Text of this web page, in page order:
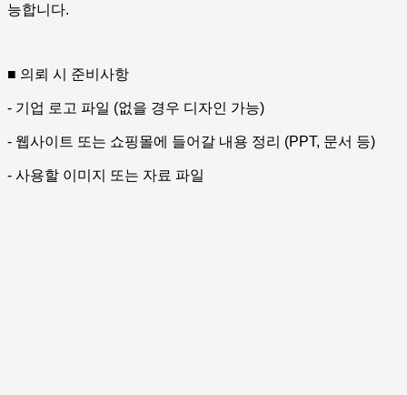
능합니다.
■ 의뢰 시 준비사항
- 기업 로고 파일 (없을 경우 디자인 가능)
- 웹사이트 또는 쇼핑몰에 들어갈 내용 정리 (PPT, 문서 등)
- 사용할 이미지 또는 자료 파일